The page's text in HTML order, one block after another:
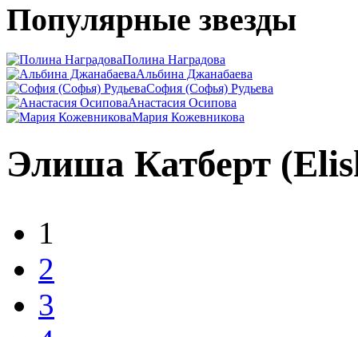
Популярные звезды
Полина Наградова
Альбина Джанабаева
София (Софья) Рудьева
Анастасия Осипова
Мария Кожевникова
Элиша Катберт
1
2
3